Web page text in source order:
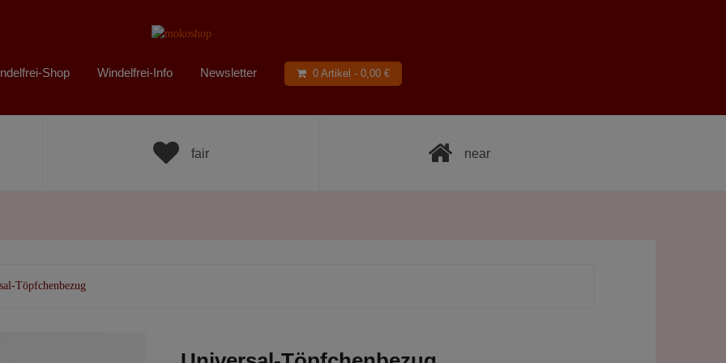
Shop Windelfrei-Info Newsletter 0 Artikel - 0,00 €
fair near
Töpfchenbezug